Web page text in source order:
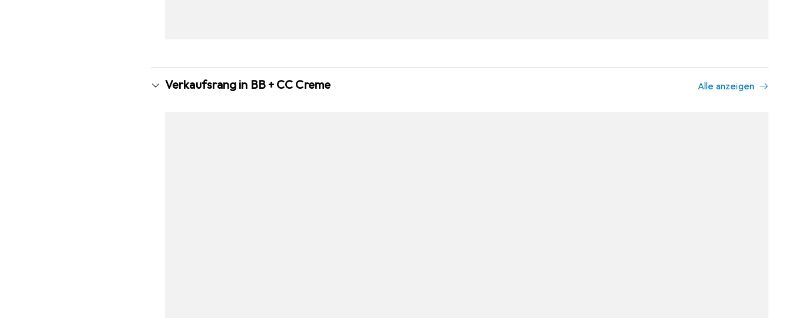
Verkaufsrang in BB + CC Creme Alle anzeigen